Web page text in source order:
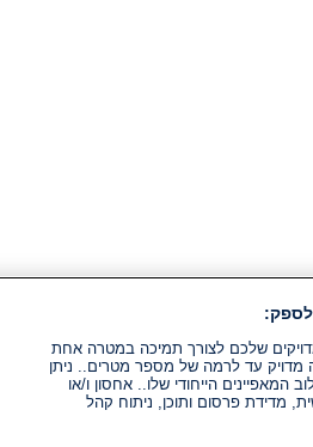
לספק:
שלכם לצורך תמיכה במטרה אחת
מדויק עד לרמה של מספר מטרים.. ניתן
הייחודי שלו.. אחסון ו/או
מדידת פרסום ותוכן, ניתוח קהל